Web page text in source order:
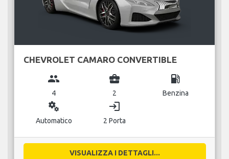
CHEVROLET CAMARO CONVERTIBLE
group
4
business_center
2
local_gas_station
Benzina
miscellaneous_services
Automatico
login
2 Porta
VISUALIZZA I DETTAGLI...